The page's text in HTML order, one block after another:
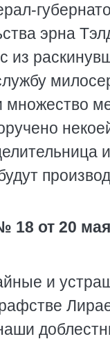
эрна
из
18 от 20
и